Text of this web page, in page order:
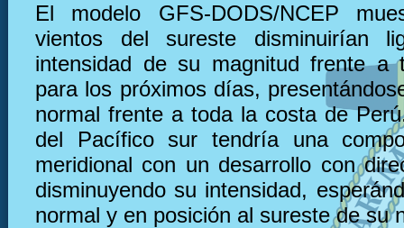
El modelo GFS-DODS/NCEP
vientos del sureste disminuirían
intensidad de su magnitud frente a
para los próximos días,
normal frente a toda la costa de
del Pacífico sur tendría una
meridional con un desarrollo con
disminuyendo su intensidad,
normal y en posición al sureste de su